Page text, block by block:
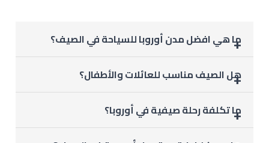
ما هي افضل مدن أوروبا للسياحة في الصيف؟
تشمل أبرز المدن الصيفية باريس، روما، برشلونة، أمستردام، فيينا،
بودابست، كوبنهاغن، وبورتو، حيث تجمع بين الثقافة، الطبيعة،
هل الصيف مناسب للعائلات والأطفال؟
نعم، الصيف يوفر أنشطة متنوعة تناسب جميع الأعمار، من
الرحلات الثقافية والمغامرات الطبيعية إلى الشواطئ والحدائق
ما تكلفة رحلة صيفية في أوروبا؟